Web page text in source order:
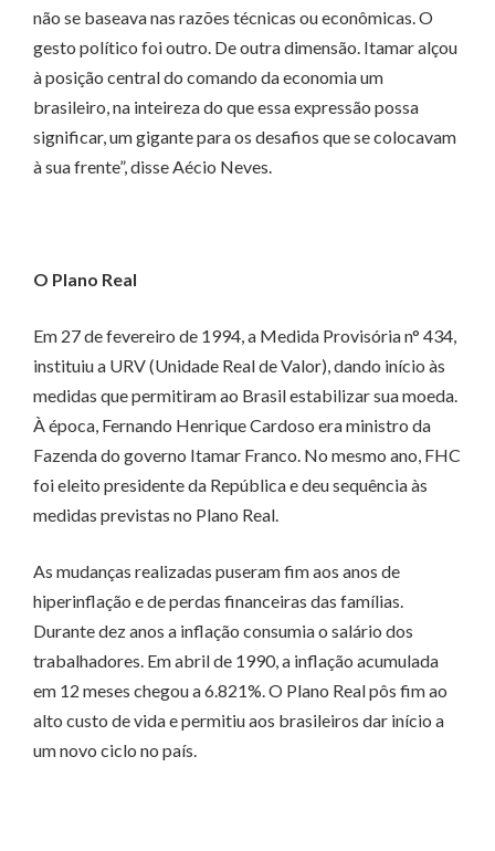
não se baseava nas razões técnicas ou econômicas. O
gesto político foi outro. De outra dimensão. Itamar alçou
à posição central do comando da economia um
brasileiro, na inteireza do que essa expressão possa
significar, um gigante para os desafios que se colocavam
à sua frente”, disse Aécio Neves.
O Plano Real
Em 27 de fevereiro de 1994, a Medida Provisória n° 434,
instituiu a URV (Unidade Real de Valor), dando início às
medidas que permitiram ao Brasil estabilizar sua moeda.
À época, Fernando Henrique Cardoso era ministro da
Fazenda do governo Itamar Franco. No mesmo ano, FHC
foi eleito presidente da República e deu sequência às
medidas previstas no Plano Real.
As mudanças realizadas puseram fim aos anos de
hiperinflação e de perdas financeiras das famílias.
Durante dez anos a inflação consumia o salário dos
trabalhadores. Em abril de 1990, a inflação acumulada
em 12 meses chegou a 6.821%. O Plano Real pôs fim ao
alto custo de vida e permitiu aos brasileiros dar início a
um novo ciclo no país.